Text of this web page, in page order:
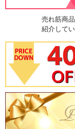
売れ筋商
紹介して